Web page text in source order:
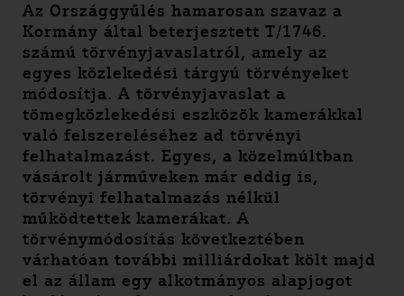
Az Országgyűlés hamarosan szavaz a
Kormány által beterjesztett T/1746.
számú törvényjavaslatról, amely az
egyes közlekedési tárgyú törvényeket
módosítja. A törvényjavaslat a
tömegközlekedési eszközök kamerákkal
való felszereléséhez ad törvényi
felhatalmazást. Egyes, a közelmúltban
vásárolt járműveken már eddig is,
törvényi felhatalmazás nélkül
működtettek kamerákat. A
törvénymódosítás következtében
várhatóan további milliárdokat költ majd
el az állam egy alkotmányos alapjogot